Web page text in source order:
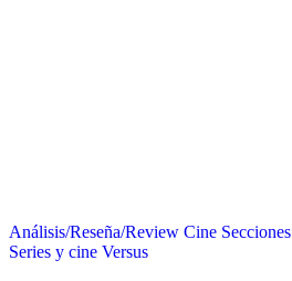
Análisis/Reseña/Review Cine Secciones
Series y cine Versus